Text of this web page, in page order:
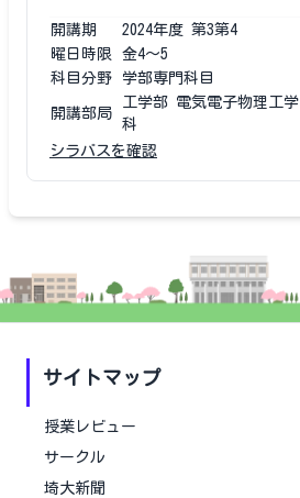
開講期 2024年度 第3第4
曜日時限
金4〜5
科目分野
学部専門科目
開講部局
工学部 電気電子物理工学
科
シラバスを確認
サイトマップ
授業レビュー
サークル
埼大新聞